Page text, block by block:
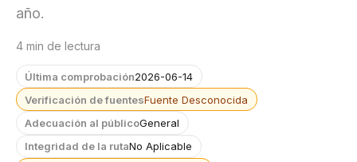
año.
4 min de lectura
Última comprobación2026-06-14
Verificación de fuentesFuente Desconocida
Adecuación al públicoGeneral
Integridad de la rutaNo Aplicable